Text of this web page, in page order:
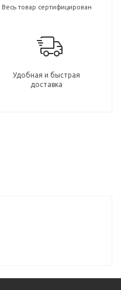
Весь товар сертифицирован
Удобная и быстрая
доставка